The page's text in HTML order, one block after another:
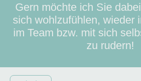
Gern möchte ich Sie
sich wohlzufühlen, wieder
im Team bzw. mit sich
zu rudern!